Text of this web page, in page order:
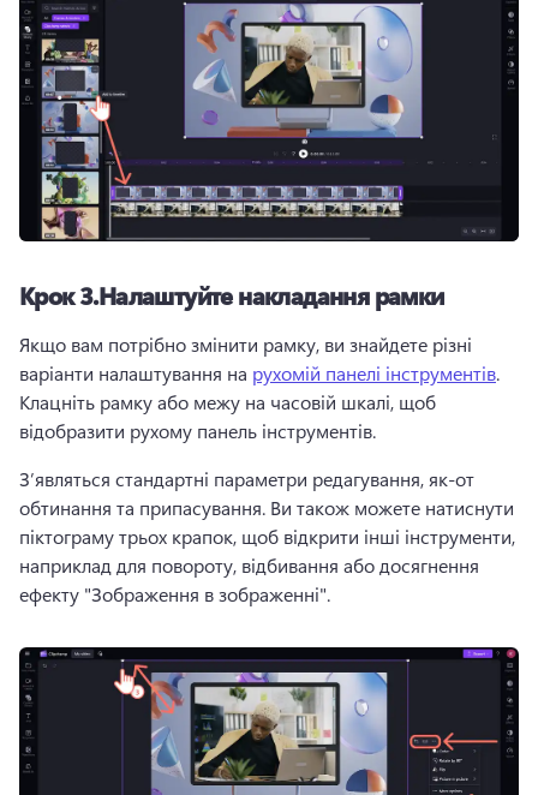
Крок 3.Налаштуйте накладання рамки
Якщо вам потрібно змінити рамку, ви знайдете різні
варіанти налаштування на рухомій панелі інструментів
Клацніть рамку або межу на часовій шкалі, щоб
відобразити рухому панель інструментів.
З’являться стандартні параметри редагування, як-от
обтинання та припасування. Ви також можете натиснути
піктограму трьох крапок, щоб відкрити інші інструменти,
наприклад для повороту, відбивання або досягнення
ефекту "Зображення в зображенні".